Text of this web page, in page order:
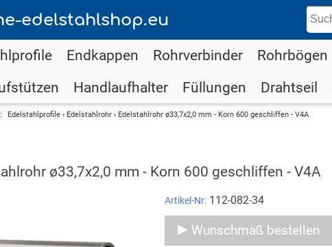
edelstahlshop.eu
Endkappen Rohrverbinder Rohrbögen
Handlaufhalter Füllungen Drahtseil
Edelstahlprofile› Edelstahlrohr› Edelstahlrohr ø33,7x2,0 mm - Korn 600 geschliffen - V4A
ø33,7x2,0 mm - Korn 600 geschliffen - V4A
Artikel-Nr: 112-082-34
Wunschmaß bestellen